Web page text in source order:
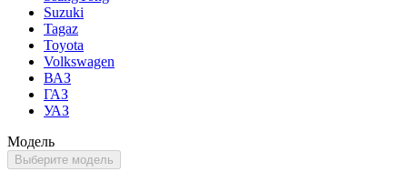
Suzuki
Tagaz
Toyota
Volkswagen
ВАЗ
ГАЗ
УАЗ
Модель
Выберите модель